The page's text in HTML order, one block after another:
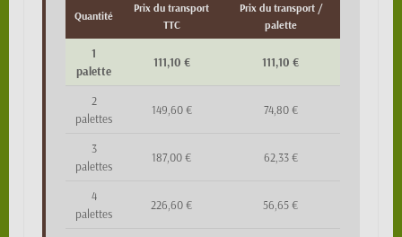
Quantité
Prix du transport
TTC
Prix du transport /
palette
1
palette
111,10 € 111,10 €
2
palettes
149,60 € 74,80 €
3
palettes
187,00 € 62,33 €
4
palettes
226,60 € 56,65 €